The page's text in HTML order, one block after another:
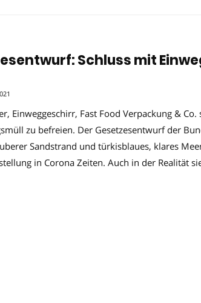
Schluss mit
Einweggeschirr, Fast Food Verpackung &
zu befreien. Der Gesetzesentwurf der
Sandstrand und türkisblaues, klares
in Corona Zeiten. Auch in der Realität